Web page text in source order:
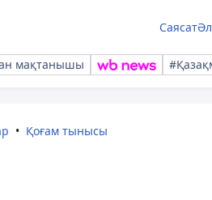
Саясат
мақтанышы
Қоғам тынысы